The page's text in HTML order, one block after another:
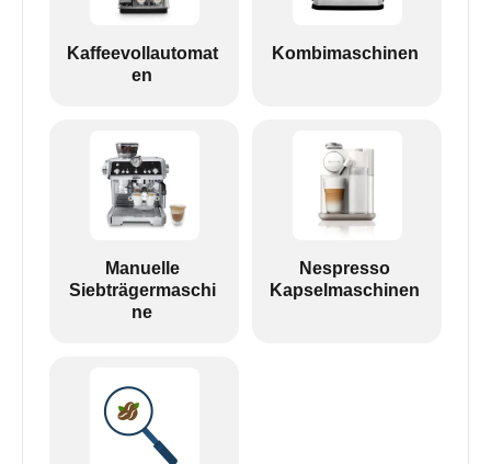
Kaffeevollautomat
en
Kombimaschinen
Manuelle
Siebträgermaschi
ne
Nespresso
Kapselmaschinen